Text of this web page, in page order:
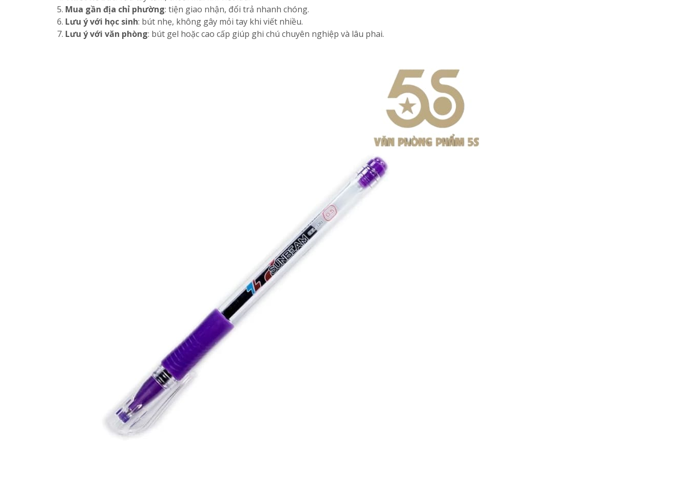
Mua gần địa chỉ phường: tiện giao nhận, đổi trả nhanh chóng.
Lưu ý với học sinh: bút nhẹ, không gây mỏi tay khi viết nhiều.
Lưu ý với văn phòng: bút gel hoặc cao cấp giúp ghi chú chuyên nghiệp và lâu phai.